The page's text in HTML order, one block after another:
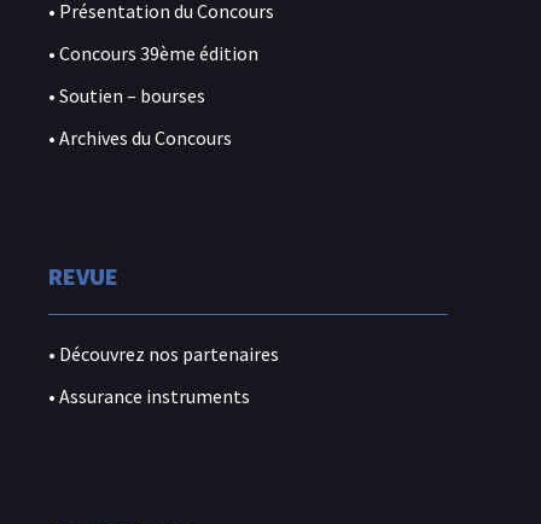
• Présentation du Concours
• Concours 39ème édition
• Soutien – bourses
• Archives du Concours
REVUE
• Découvrez nos partenaires
• Assurance instruments